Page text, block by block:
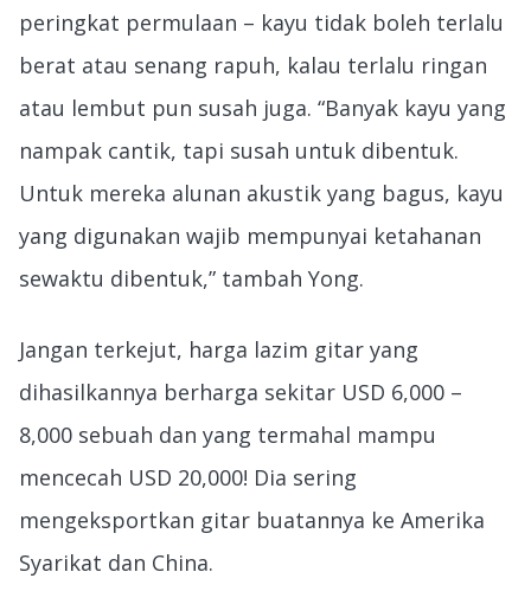
peringkat permulaan – kayu tidak boleh terlalu
berat atau senang rapuh, kalau terlalu ringan
atau lembut pun susah juga. “Banyak kayu yang
nampak cantik, tapi susah untuk dibentuk.
Untuk mereka alunan akustik yang bagus, kayu
yang digunakan wajib mempunyai ketahanan
sewaktu dibentuk,” tambah Yong.
Jangan terkejut, harga lazim gitar yang
dihasilkannya berharga sekitar USD 6,000 –
8,000 sebuah dan yang termahal mampu
mencecah USD 20,000! Dia sering
mengeksportkan gitar buatannya ke Amerika
Syarikat dan China.